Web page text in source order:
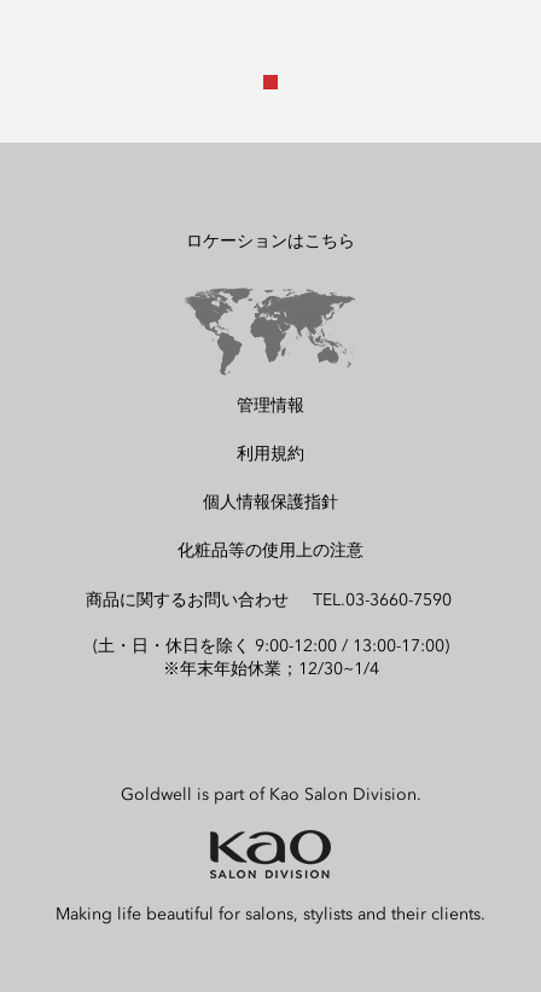
ロケーションはこちら
管理情報
利用規約
個人情報保護指針
化粧品等の使用上の注意
商品に関するお問い合わせ TEL.03-3660-7590
(土・日・休日を除く 9:00-12:00 / 13:00-17:00)
※年末年始休業；12/30~1/4
Goldwell is part of Kao Salon Division.
Making life beautiful for salons, stylists and their clients.